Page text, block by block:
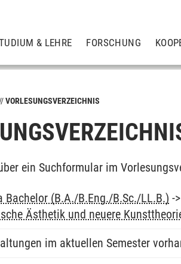
& LEHRE FORSCHUNG
VORLESUNGSVERZEICHNIS
ein Suchformular im
Bachelor (B.A./B.Eng./B.Sc./LL.B.) ->
Ästhetik und neuere
im aktuellen Semester